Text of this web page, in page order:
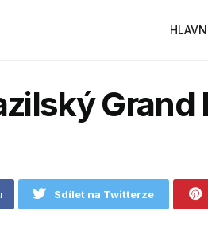
Grand
Sdílet na Twitterze